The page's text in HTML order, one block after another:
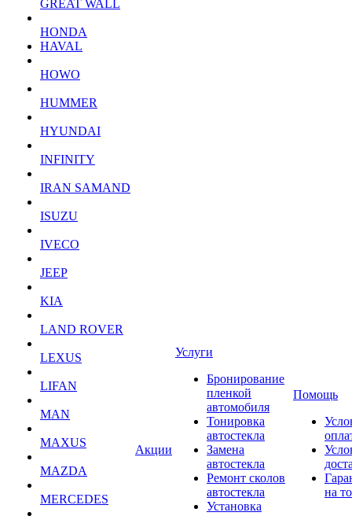
GREAT WALL
HONDA
HAVAL
HOWO
HUMMER
HYUNDAI
INFINITY
IRAN SAMAND
ISUZU
IVECO
JEEP
KIA
LAND ROVER
LEXUS
LIFAN
MAN
MAXUS
MAZDA
MERCEDES
Акции
Услуги
Бронирование
пленкой
автомобиля
Тонировка
автостекла
Замена
автостекла
Ремонт сколов
автостекла
Установка
Помощь
на